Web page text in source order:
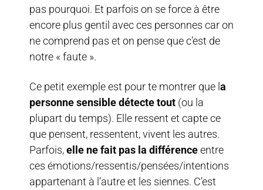
pas pourquoi. Et parfois on se force à être
encore plus gentil avec ces personnes car on
ne comprend pas et on pense que c’est de
notre « faute ».
Ce petit exemple est pour te montrer que l a
personne sensible détecte tout (ou la
plupart du temps). Elle ressent et capte ce
que pensent, ressentent, vivent les autres.
Parfois,elle ne fait pas la différenceentre
ces émotions/ressentis/pensées/intentions
appartenant à l’autre et les siennes. C’est